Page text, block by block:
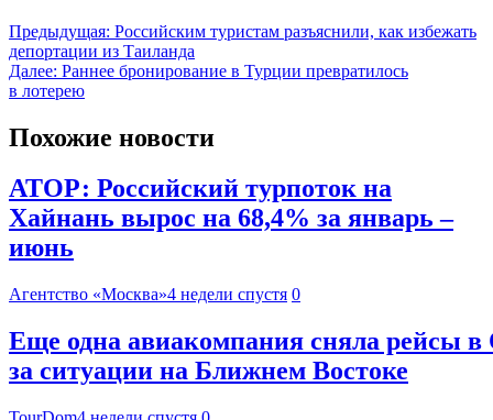
Предыдущая: Российским туристам разъяснили, как избежать
депортации из Таиланда
Далее: Раннее бронирование в Турции превратилось
в лотерею
Похожие новости
АТОР: Российский турпоток на
Хайнань вырос на 68,4% за январь –
июнь
Агентство «Москва»4 недели спустя 0
Еще одна авиакомпания сняла рейсы
за ситуации на Ближнем Востоке